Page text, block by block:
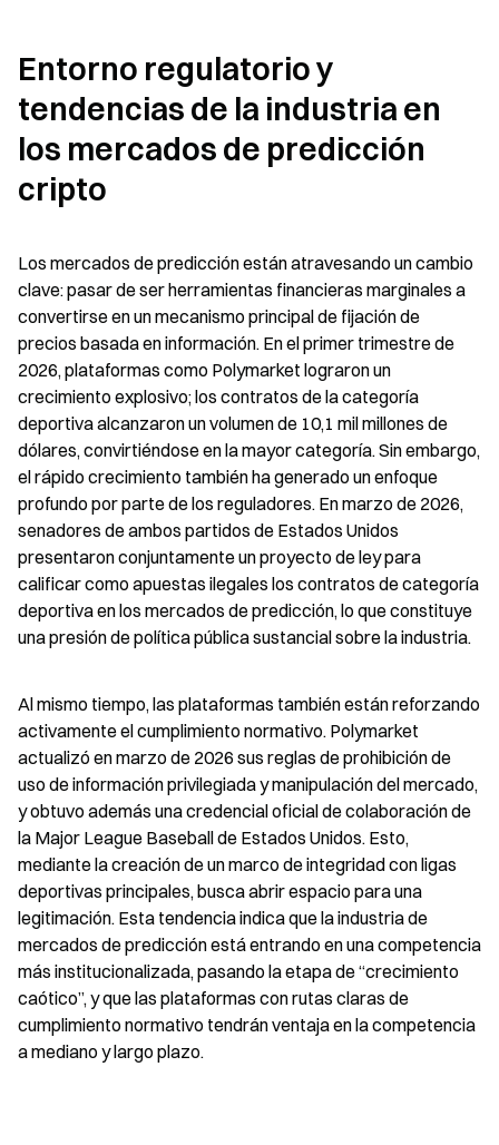
Entorno regulatorio y
tendencias de la industria en
los mercados de predicción
cripto
Los mercados de predicción están atravesando un cambio
clave: pasar de ser herramientas financieras marginales a
convertirse en un mecanismo principal de fijación de
precios basada en información. En el primer trimestre de
2026, plataformas como Polymarket lograron un
crecimiento explosivo; los contratos de la categoría
deportiva alcanzaron un volumen de 10,1 mil millones de
dólares, convirtiéndose en la mayor categoría. Sin embargo,
el rápido crecimiento también ha generado un enfoque
profundo por parte de los reguladores. En marzo de 2026,
senadores de ambos partidos de Estados Unidos
presentaron conjuntamente un proyecto de ley para
calificar como apuestas ilegales los contratos de categoría
deportiva en los mercados de predicción, lo que constituye
una presión de política pública sustancial sobre la industria.
Al mismo tiempo, las plataformas también están reforzando
activamente el cumplimiento normativo. Polymarket
actualizó en marzo de 2026 sus reglas de prohibición de
uso de información privilegiada y manipulación del mercado,
y obtuvo además una credencial oficial de colaboración de
la Major League Baseball de Estados Unidos. Esto,
mediante la creación de un marco de integridad con ligas
deportivas principales, busca abrir espacio para una
legitimación. Esta tendencia indica que la industria de
mercados de predicción está entrando en una competencia
más institucionalizada, pasando la etapa de “crecimiento
caótico”, y que las plataformas con rutas claras de
cumplimiento normativo tendrán ventaja en la competencia
a mediano y largo plazo.